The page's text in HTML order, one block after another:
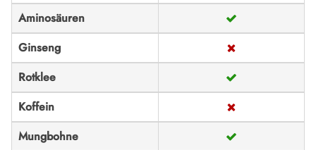
Aminosäuren
Ginseng
Rotklee
Koffein
Mungbohne